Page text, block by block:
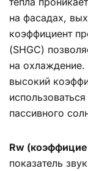
на фасадах,
коэффициент
(SHGC)
на
высокий
пассивного
Rw
показатель